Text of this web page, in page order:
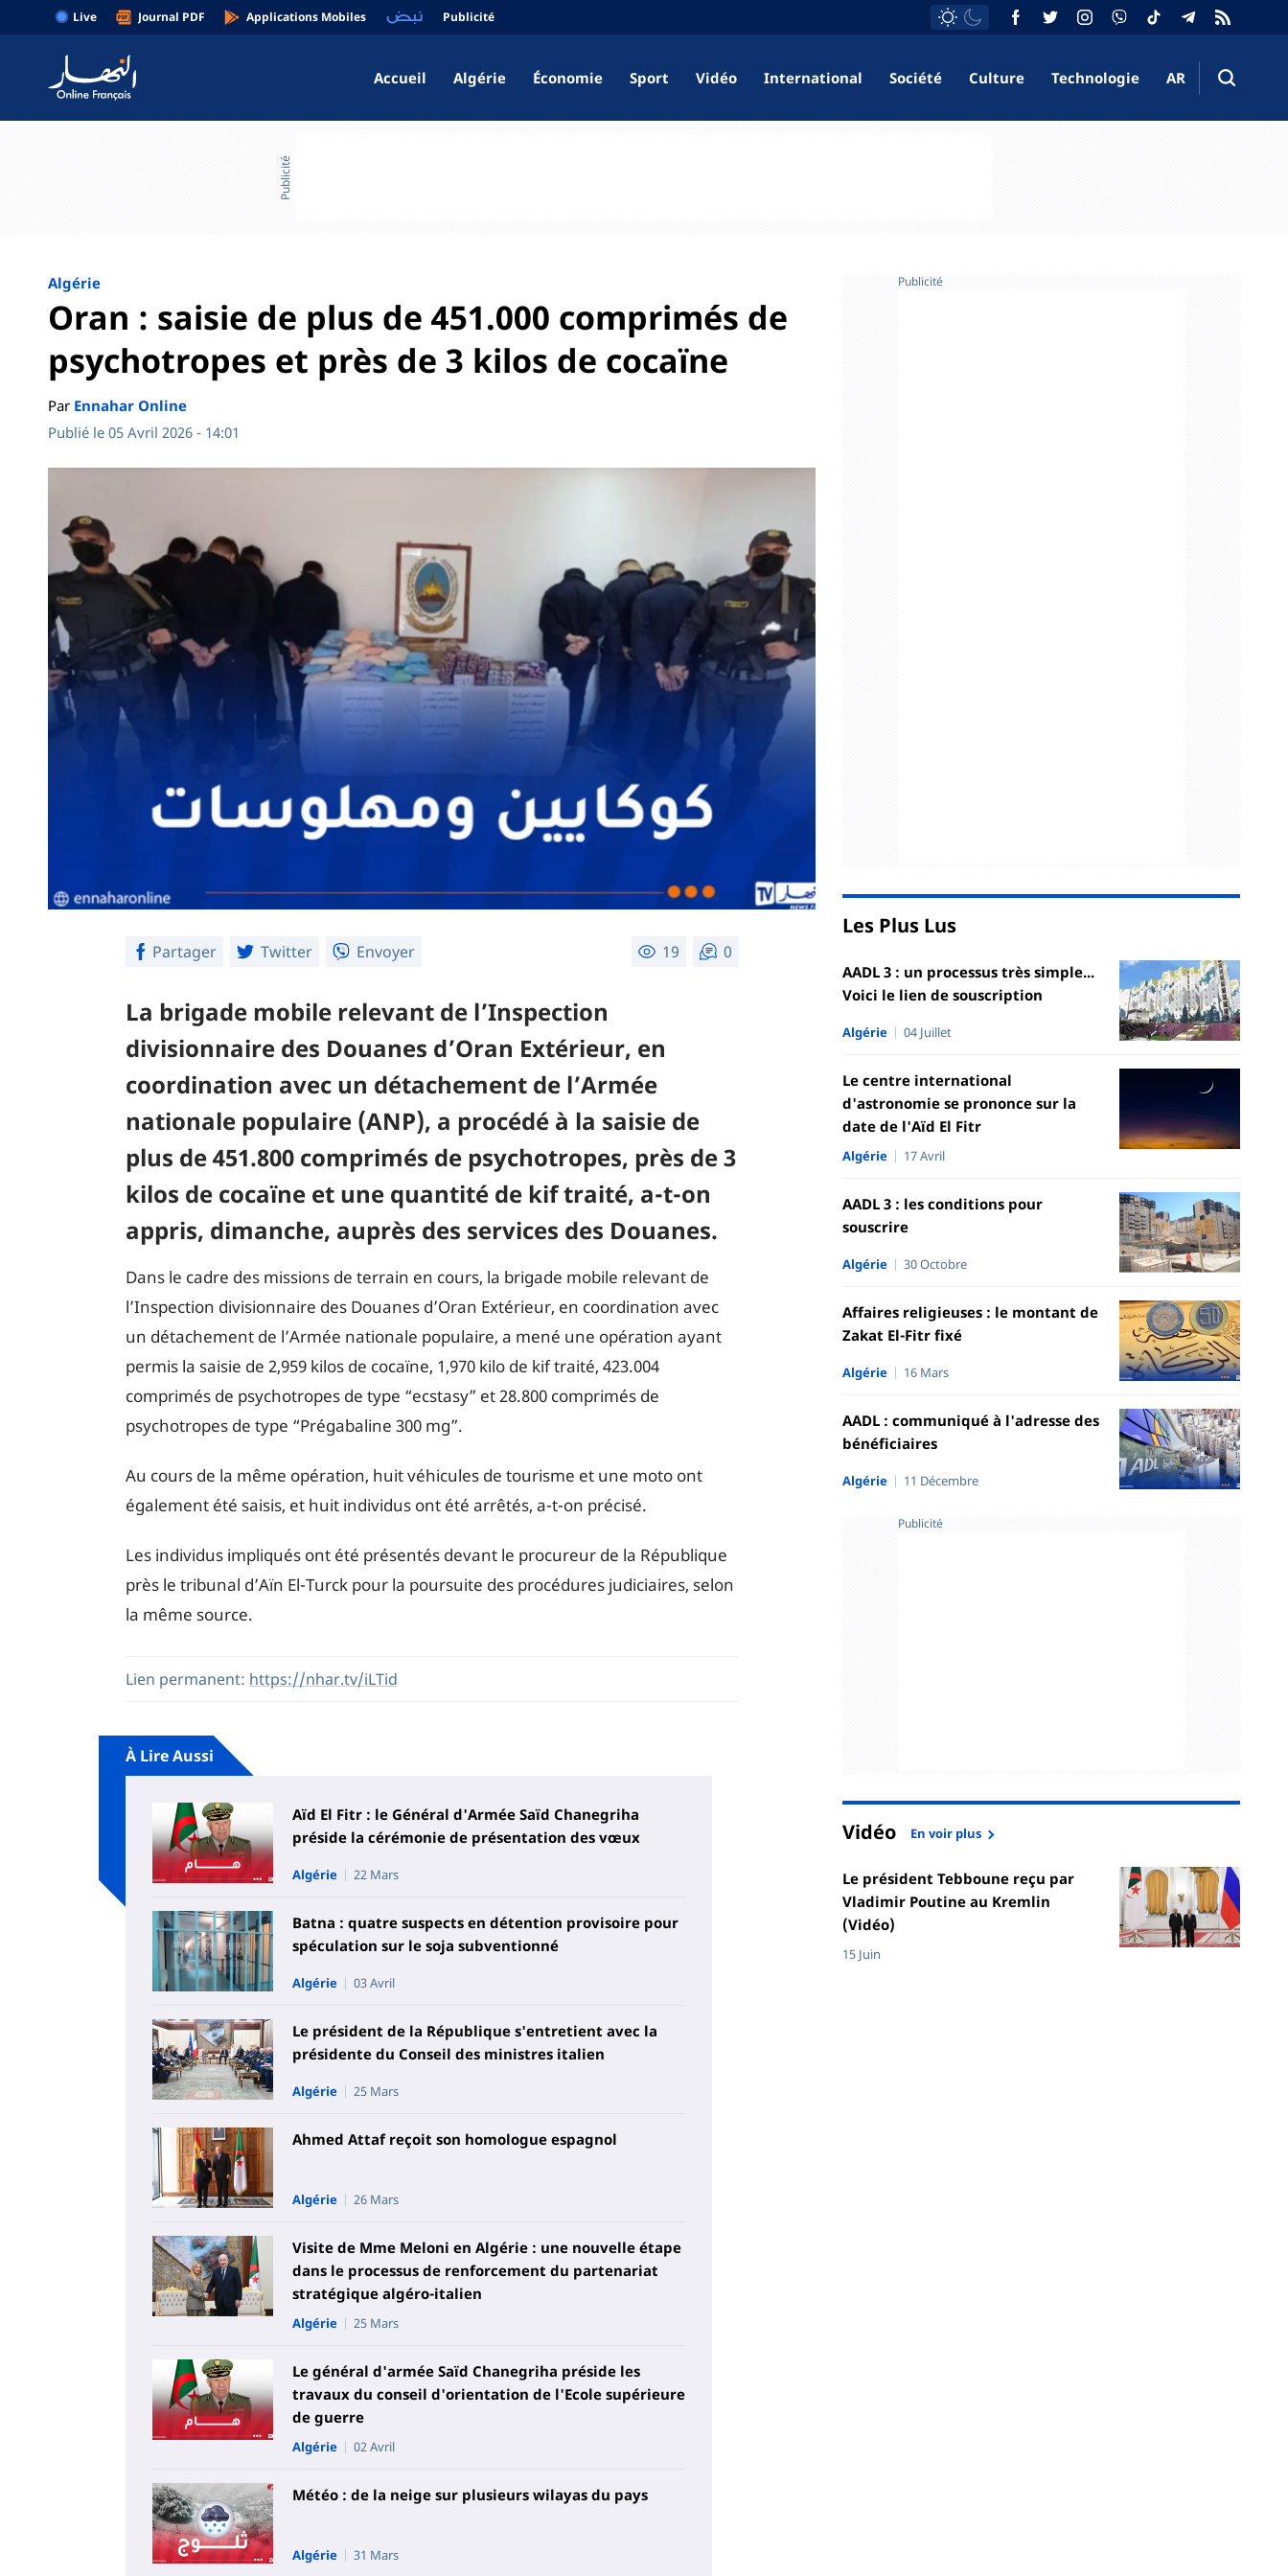
Live Journal PDF Applications Mobiles Publicité
Accueil Algérie Économie Sport Vidéo International Société Culture Technologie AR
Publicité
Algérie
Oran : saisie de plus de 451.000 comprimés de
psychotropes et près de 3 kilos de cocaïne
Par Ennahar Online
Publié le 05 Avril 2026 - 14:01
Partager Twitter Envoyer 19 0
La brigade mobile relevant de l’Inspection
divisionnaire des Douanes d’Oran Extérieur, en
coordination avec un détachement de l’Armée
nationale populaire (ANP), a procédé à la saisie de
plus de 451.800 comprimés de psychotropes, près de 3
kilos de cocaïne et une quantité de kif traité, a-t-on
appris, dimanche, auprès des services des Douanes.
Dans le cadre des missions de terrain en cours, la brigade mobile relevant de
l’Inspection divisionnaire des Douanes d’Oran Extérieur, en coordination avec
un détachement de l’Armée nationale populaire, a mené une opération ayant
permis la saisie de 2,959 kilos de cocaïne, 1,970 kilo de kif traité, 423.004
comprimés de psychotropes de type “ecstasy” et 28.800 comprimés de
psychotropes de type “Prégabaline 300 mg”.
Au cours de la même opération, huit véhicules de tourisme et une moto ont
également été saisis, et huit individus ont été arrêtés, a-t-on précisé.
Les individus impliqués ont été présentés devant le procureur de la République
près le tribunal d’Aïn El-Turck pour la poursuite des procédures judiciaires, selon
la même source.
Lien permanent: https://nhar.tv/iLTid
À Lire Aussi
Aïd El Fitr : le Général d'Armée Saïd Chanegriha
préside la cérémonie de présentation des vœux
Algérie 22 Mars
Batna : quatre suspects en détention provisoire pour
spéculation sur le soja subventionné
Algérie 03 Avril
Le président de la République s'entretient avec la
présidente du Conseil des ministres italien
Algérie 25 Mars
Ahmed Attaf reçoit son homologue espagnol
Algérie 26 Mars
Visite de Mme Meloni en Algérie : une nouvelle étape
dans le processus de renforcement du partenariat
stratégique algéro-italien
Algérie 25 Mars
Le général d'armée Saïd Chanegriha préside les
travaux du conseil d'orientation de l'Ecole supérieure
de guerre
Algérie 02 Avril
Météo : de la neige sur plusieurs wilayas du pays
Algérie 31 Mars
Publicité
Les Plus Lus
AADL 3 : un processus très simple...
Voici le lien de souscription
Algérie 04 Juillet
Le centre international
d'astronomie se prononce sur la
date de l'Aïd El Fitr
Algérie 17 Avril
AADL 3 : les conditions pour
souscrire
Algérie 30 Octobre
Affaires religieuses : le montant de
Zakat El-Fitr fixé
Algérie 16 Mars
AADL : communiqué à l'adresse des
bénéficiaires
Algérie 11 Décembre
Publicité
Vidéo En voir plus
Le président Tebboune reçu par
Vladimir Poutine au Kremlin
(Vidéo)
15 Juin